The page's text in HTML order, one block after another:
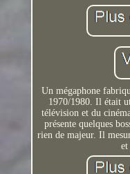
Un mégaphone
1970/1980. Il était
télévision et du
présente quelques
rien de majeur. Il
et